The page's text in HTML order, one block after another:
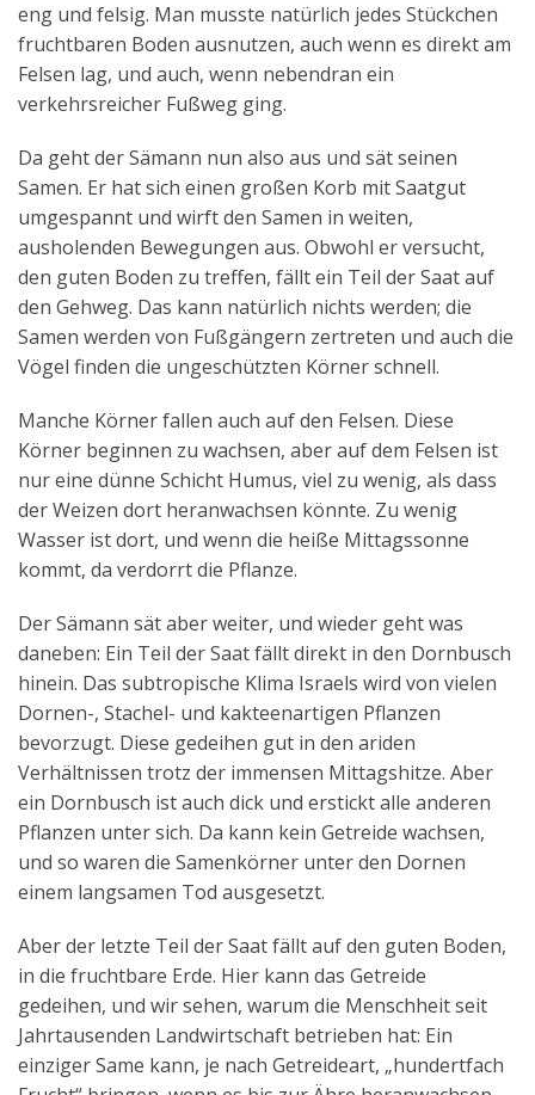
eng und felsig. Man musste natürlich jedes Stückchen
fruchtbaren Boden ausnutzen, auch wenn es direkt am
Felsen lag, und auch, wenn nebendran ein
verkehrsreicher Fußweg ging.
Da geht der Sämann nun also aus und sät seinen
Samen. Er hat sich einen großen Korb mit Saatgut
umgespannt und wirft den Samen in weiten,
ausholenden Bewegungen aus. Obwohl er versucht,
den guten Boden zu treffen, fällt ein Teil der Saat auf
den Gehweg. Das kann natürlich nichts werden; die
Samen werden von Fußgängern zertreten und auch die
Vögel finden die ungeschützten Körner schnell.
Manche Körner fallen auch auf den Felsen. Diese
Körner beginnen zu wachsen, aber auf dem Felsen ist
nur eine dünne Schicht Humus, viel zu wenig, als dass
der Weizen dort heranwachsen könnte. Zu wenig
Wasser ist dort, und wenn die heiße Mittagssonne
kommt, da verdorrt die Pflanze.
Der Sämann sät aber weiter, und wieder geht was
daneben: Ein Teil der Saat fällt direkt in den Dornbusch
hinein. Das subtropische Klima Israels wird von vielen
Dornen-, Stachel- und kakteenartigen Pflanzen
bevorzugt. Diese gedeihen gut in den ariden
Verhältnissen trotz der immensen Mittagshitze. Aber
ein Dornbusch ist auch dick und erstickt alle anderen
Pflanzen unter sich. Da kann kein Getreide wachsen,
und so waren die Samenkörner unter den Dornen
einem langsamen Tod ausgesetzt.
Aber der letzte Teil der Saat fällt auf den guten Boden,
in die fruchtbare Erde. Hier kann das Getreide
gedeihen, und wir sehen, warum die Menschheit seit
Jahrtausenden Landwirtschaft betrieben hat: Ein
einziger Same kann, je nach Getreideart, „hundertfach